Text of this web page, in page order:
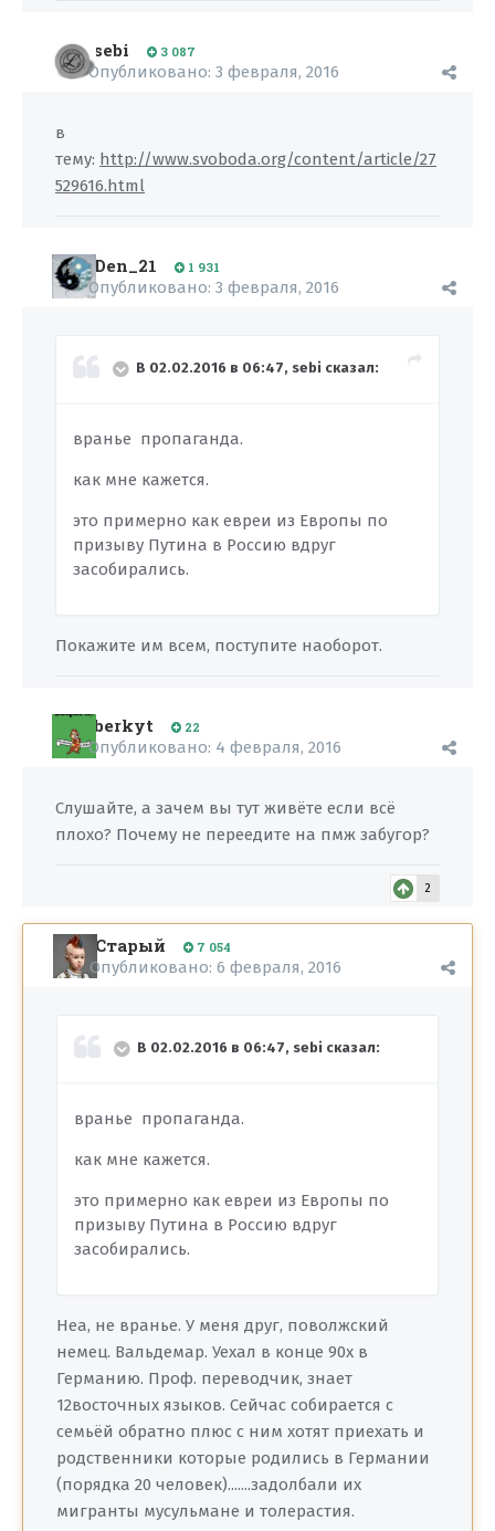
sebi 3 087
Опубликовано: 3 февраля, 2016
в
тему: http://www.svoboda.org/content/article/27
529616.html
Dеn_21 1 931
Опубликовано: 3 февраля, 2016
В 02.02.2016 в 06:47, sebi сказал:
вранье пропаганда.
как мне кажется.
это примерно как евреи из Европы по
призыву Путина в Россию вдруг
засобирались.
Покажите им всем, поступите наоборот.
berkyt 22
Опубликовано: 4 февраля, 2016
Слушайте, а зачем вы тут живёте если всё
плохо? Почему не переедите на пмж забугор?
2
Старый 7 054
Опубликовано: 6 февраля, 2016
В 02.02.2016 в 06:47, sebi сказал:
вранье пропаганда.
как мне кажется.
это примерно как евреи из Европы по
призыву Путина в Россию вдруг
засобирались.
Неа, не вранье. У меня друг, поволжский
немец. Вальдемар. Уехал в конце 90х в
Германию. Проф. переводчик, знает
12восточных языков. Сейчас собирается с
семьёй обратно плюс с ним хотят приехать и
родственники которые родились в Германии
(порядка 20 человек).......задолбали их
мигранты мусульмане и толерастия.